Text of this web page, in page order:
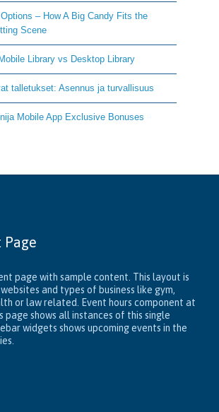
– How A Big Candy Fits the
Scene
Library vs Desktop Library
talletukset: Asennus ja turvallisuus
Mobile App Exclusive Bonuses
Page
page with sample content. This layout is
and types of business like gym,
or law related. Event hours component at
shows all instances of this single
widgets shows upcoming events in the